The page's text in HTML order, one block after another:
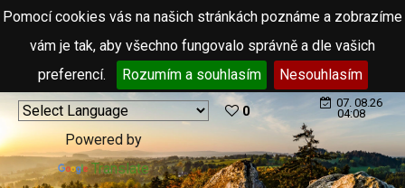
Pomocí cookies vás na našich stránkách poznáme a zobrazíme
vám je tak, aby všechno fungovalo správně a dle vašich
preferencí.
Rozumím a souhlasím Nesouhlasím
Powered by
Translate
0
07. 08.26
04:08